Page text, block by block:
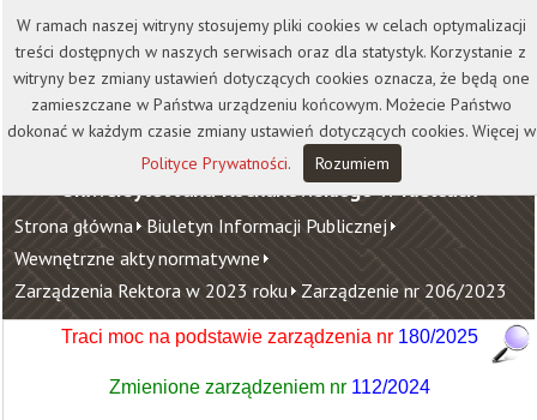
Kontakt Biblioteka
Wydawnictwo
Wirtualna Uczelnia
Uniwersytet Jana Kochanowskiego w Kielcach
Strona główna Biuletyn Informacji Publicznej
Wewnętrzne akty normatywne
Zarządzenia Rektora w 2023 roku Zarządzenie nr 206/2023
Traci moc na podstawie zarządzenia nr 180/2025
Zmienione zarządzeniem nr 112/2024
W ramach naszej witryny stosujemy pliki cookies w celach optymalizacji
treści dostępnych w naszych serwisach oraz dla statystyk. Korzystanie z
witryny bez zmiany ustawień dotyczących cookies oznacza, że będą one
zamieszczane w Państwa urządzeniu końcowym. Możecie Państwo
dokonać w każdym czasie zmiany ustawień dotyczących cookies. Więcej w
Polityce Prywatności. Rozumiem